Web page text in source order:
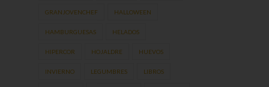
GRANJOVENCHEF HALLOWEEN
HAMBURGUESAS HELADOS
HIPERCOR HOJALDRE HUEVOS
INVIERNO LEGUMBRES LIBROS